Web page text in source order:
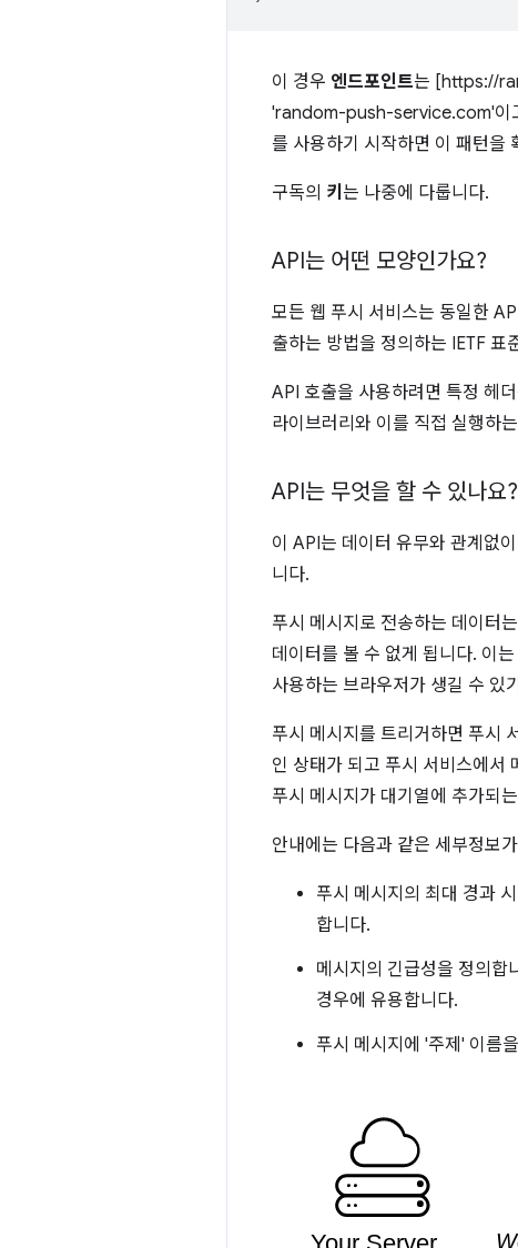
이 경우 엔드포인트는 [https://
'random-push-service.com'이
를 사용하기 시작하면 이 패턴을
구독의 키 는 나중에 다룹니다.
API는 어떤 모양인가요?
모든 웹 푸시 서비스는 동일한
출하는 방법을 정의하는 IETF 표
API 호출을 사용하려면 특정 헤
라이브러리와 이를 직접 실행하
API는 무엇을 할 수 있나요?
이 API는 데이터 유무와 관계없
니다.
푸시 메시지로 전송하는 데이터
데이터를 볼 수 없게 됩니다. 이
사용하는 브라우저가 생길 수 있
푸시 메시지를 트리거하면 푸시
인 상태가 되고 푸시 서비스에서
푸시 메시지가 대기열에 추가되
안내에는 다음과 같은 세부정보
푸시 메시지의 최대 경과
합니다.
메시지의 긴급성을 정의합
경우에 유용합니다.
푸시 메시지에 '주제' 이름